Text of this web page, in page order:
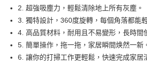
Google Pay
AFTEE先享後付
相關說明
【關於「AFTEE先享後付」】
AFTEE先享後付是「在收到商品之後才付款」的支
ATM付款
2. 超強吸塵力，輕鬆清除地上所有灰塵。
3. 獨特設計，360度旋轉，每個角落都能
4. 高品質材料，耐用且不易變形，長時間
5. 簡單操作，拖一拖，家居瞬間焕然一新
6. 讓你的打掃工作更輕鬆，快速完成家居